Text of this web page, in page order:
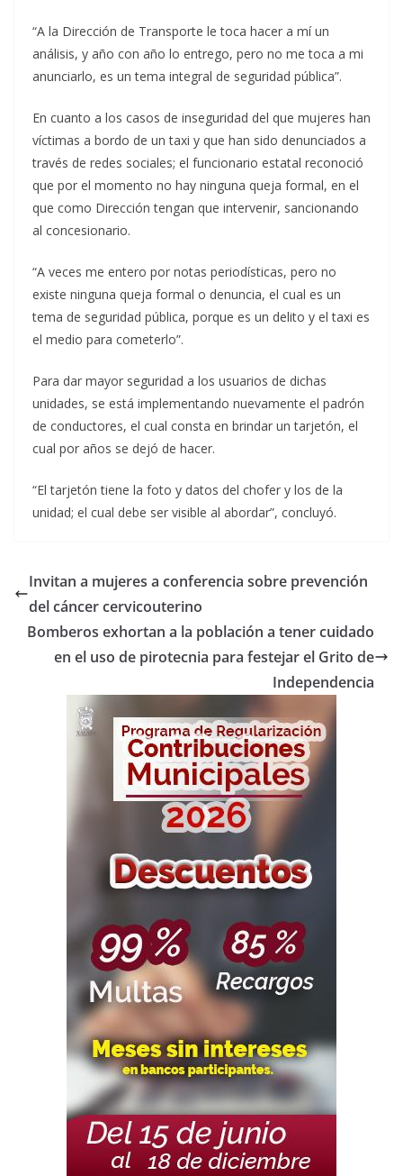
“A la Dirección de Transporte le toca hacer a mí un
análisis, y año con año lo entrego, pero no me toca a mi
anunciarlo, es un tema integral de seguridad pública”.
En cuanto a los casos de inseguridad del que mujeres han
víctimas a bordo de un taxi y que han sido denunciados a
través de redes sociales; el funcionario estatal reconoció
que por el momento no hay ninguna queja formal, en el
que como Dirección tengan que intervenir, sancionando
al concesionario.
“A veces me entero por notas periodísticas, pero no
existe ninguna queja formal o denuncia, el cual es un
tema de seguridad pública, porque es un delito y el taxi es
el medio para cometerlo”.
Para dar mayor seguridad a los usuarios de dichas
unidades, se está implementando nuevamente el padrón
de conductores, el cual consta en brindar un tarjetón, el
cual por años se dejó de hacer.
“El tarjetón tiene la foto y datos del chofer y los de la
unidad; el cual debe ser visible al abordar”, concluyó.
Invitan a mujeres a conferencia sobre prevención
del cáncer cervicouterino
Bomberos exhortan a la población a tener cuidado
en el uso de pirotecnia para festejar el Grito de
Independencia